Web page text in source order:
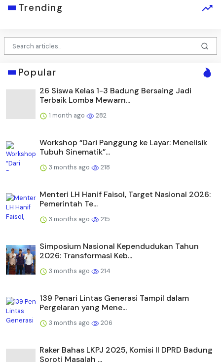
Trending
Popular
26 Siswa Kelas 1-3 Badung Bersaing Jadi
Terbaik Lomba Mewarn...
1 month ago 282
Workshop “Dari Panggung ke Layar: Menelisik
Tubuh Sinematik”...
3 months ago 218
Menteri LH Hanif Faisol, Target Nasional 2026:
Pemerintah Te...
3 months ago 215
Simposium Nasional Kependudukan Tahun
2026: Transformasi Keb...
3 months ago 214
139 Penari Lintas Generasi Tampil dalam
Pergelaran yang Mene...
3 months ago 206
Raker Bahas LKPJ 2025, Komisi II DPRD Badung
Soroti Masalah ...